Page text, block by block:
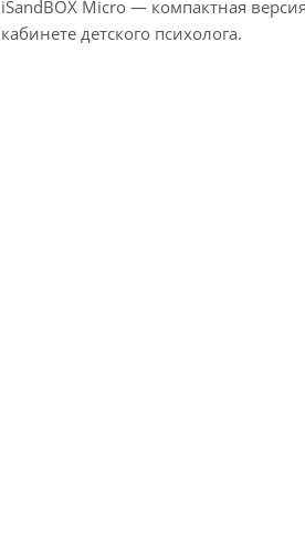
iSandBOX Micro — компактная
кабинете детского психолога.